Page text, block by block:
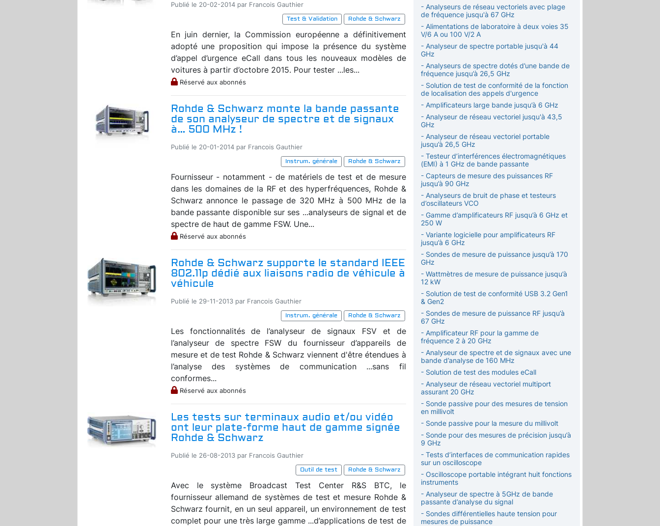
Publié le 20-02-2014 par Francois Gauthier
Test & Validation
Rohde & Schwarz
En juin dernier, la Commission européenne a définitivement
adopté une proposition qui impose la présence du système
d’appel d’urgence eCall dans tous les nouveaux modèles de
voitures à partir d’octobre 2015. Pour tester ...les...
Réservé aux abonnés
Rohde & Schwarz monte la bande passante
de son analyseur de spectre et de signaux
à… 500 MHz !
Publié le 20-01-2014 par Francois Gauthier
Instrum. générale
Rohde & Schwarz
Fournisseur - notamment - de matériels de test et de mesure
dans les domaines de la RF et des hyperfréquences, Rohde &
Schwarz annonce le passage de 320 MHz à 500 MHz de la
bande passante disponible sur ses ...analyseurs de signal et de
spectre de haut de gamme FSW. Une...
Réservé aux abonnés
Rohde & Schwarz supporte le standard IEEE
802.11p dédié aux liaisons radio de véhicule à
véhicule
Publié le 29-11-2013 par Francois Gauthier
Instrum. générale
Rohde & Schwarz
Les fonctionnalités de l’analyseur de signaux FSV et de
l’analyseur de spectre FSW du fournisseur d’appareils de
mesure et de test Rohde & Schwarz viennent d'être étendues à
l’analyse des systèmes de communication ...sans fil
conformes...
Réservé aux abonnés
Les tests sur terminaux audio et/ou vidéo
ont leur plate-forme haut de gamme signée
Rohde & Schwarz
Publié le 26-08-2013 par Francois Gauthier
Outil de test
Rohde & Schwarz
Avec le système Broadcast Test Center R&S BTC, le
fournisseur allemand de systèmes de test et mesure Rohde &
Schwarz fournit, en un seul appareil, un environnement de test
complet pour une très large gamme ...d’applications de test de
- Analyseurs de réseau vectoriels avec plage
de fréquence jusqu'à 67 GHz
- Alimentations de laboratoire à deux voies 35
V/6 A ou 100 V/2 A
- Analyseur de spectre portable jusqu'à 44
GHz
- Analyseurs de spectre dotés d’une bande de
fréquence jusqu’à 26,5 GHz
- Solution de test de conformité de la fonction
de localisation des appels d'urgence
- Amplificateurs large bande jusqu’à 6 GHz
- Analyseur de réseau vectoriel jusqu'à 43,5
GHz
- Analyseur de réseau vectoriel portable
jusqu’à 26,5 GHz
- Testeur d’interférences électromagnétiques
(EMI) à 1 GHz de bande passante
- Capteurs de mesure des puissances RF
jusqu’à 90 GHz
- Analyseurs de bruit de phase et testeurs
d’oscillateurs VCO
- Gamme d’amplificateurs RF jusqu’à 6 GHz et
250 W
- Variante logicielle pour amplificateurs RF
jusqu’à 6 GHz
- Sondes de mesure de puissance jusqu’à 170
GHz
- Wattmètres de mesure de puissance jusqu’à
12 kW
- Solution de test de conformité USB 3.2 Gen1
& Gen2
- Sondes de mesure de puissance RF jusqu’à
67 GHz
- Amplificateur RF pour la gamme de
fréquence 2 à 20 GHz
- Analyseur de spectre et de signaux avec une
bande d’analyse de 160 MHz
- Solution de test des modules eCall
- Analyseur de réseau vectoriel multiport
assurant 20 GHz
- Sonde passive pour des mesures de tension
en millivolt
- Sonde passive pour la mesure du millivolt
- Sonde pour des mesures de précision jusqu’à
9 GHz
- Tests d’interfaces de communication rapides
sur un oscilloscope
- Oscilloscope portable intégrant huit fonctions
instruments
- Analyseur de spectre à 5GHz de bande
passante d’analyse du signal
- Sondes différentielles haute tension pour
mesures de puissance